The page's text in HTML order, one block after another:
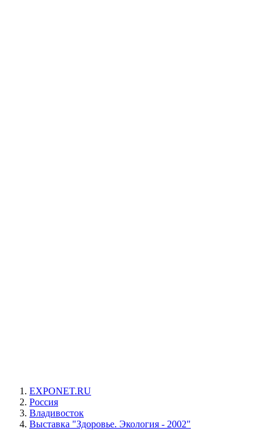
EXPONET.RU
Россия
Владивосток
Выставка "Здоровье. Экология - 2002"